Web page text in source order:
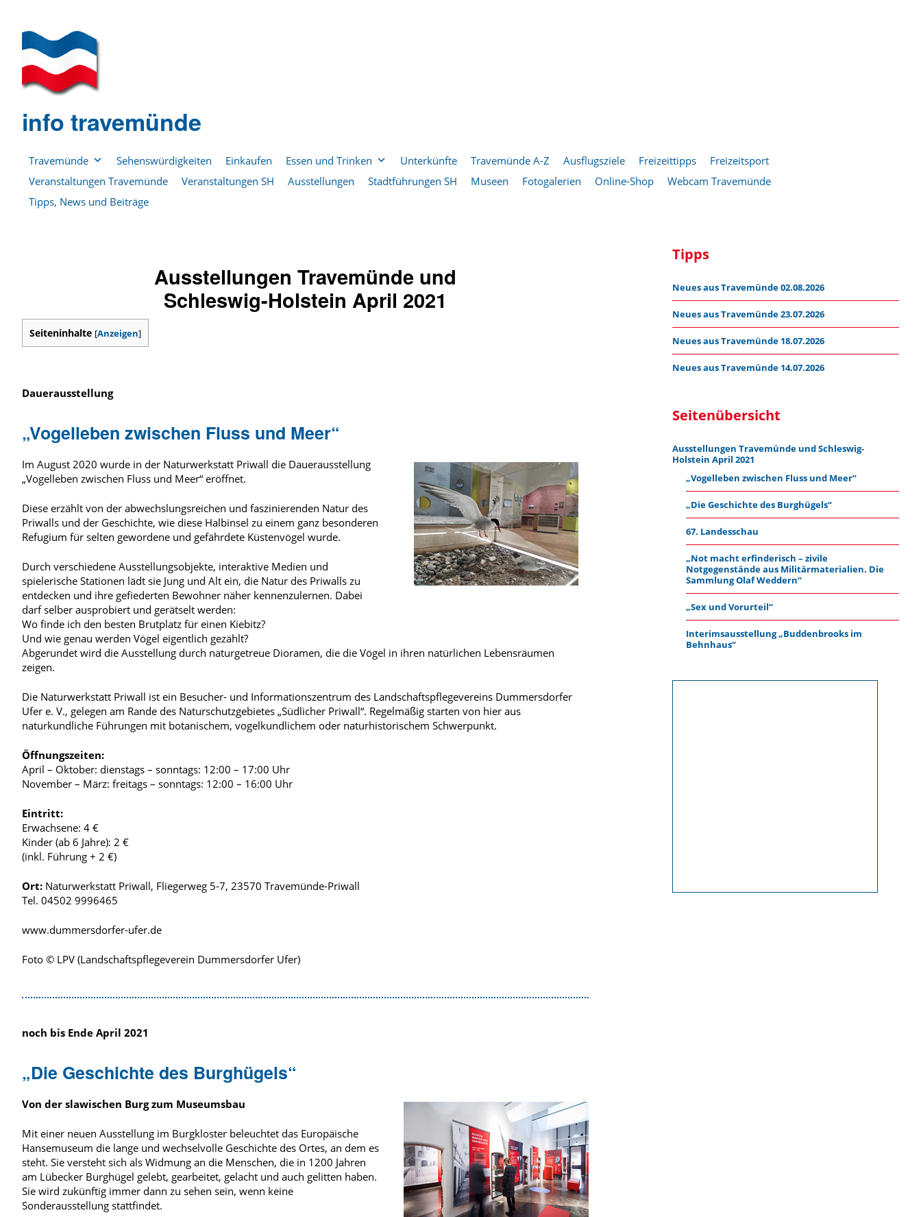
info travemünde
Travemünde Sehenswürdigkeiten Einkaufen Essen und Trinken Unterkünfte Travemünde A-Z Ausflugsziele Freizeittipps
Freizeitsport
Veranstaltungen Travemünde
Veranstaltungen SH Ausstellungen Stadtführungen SH Museen Fotogalerien Online-Shop
Webcam Travemünde
Tipps, News und Beiträge
Ausstellungen Travemünde und
Schleswig-Holstein April 2021
Seiteninhalte [Anzeigen]
Dauerausstellung
„Vogelleben zwischen Fluss und Meer“
Im August 2020 wurde in der Naturwerkstatt Priwall die Dauerausstellung
„Vogelleben zwischen Fluss und Meer“ eröffnet.
Diese erzählt von der abwechslungsreichen und faszinierenden Natur des
Priwalls und der Geschichte, wie diese Halbinsel zu einem ganz besonderen
Refugium für selten gewordene und gefährdete Küstenvögel wurde.
Durch verschiedene Ausstellungsobjekte, interaktive Medien und
spielerische Stationen lädt sie Jung und Alt ein, die Natur des Priwalls zu
entdecken und ihre gefiederten Bewohner näher kennenzulernen. Dabei
darf selber ausprobiert und gerätselt werden:
Wo finde ich den besten Brutplatz für einen Kiebitz?
Und wie genau werden Vögel eigentlich gezählt?
Abgerundet wird die Ausstellung durch naturgetreue Dioramen, die die Vögel in ihren natürlichen Lebensräumen
zeigen.
Die Naturwerkstatt Priwall ist ein Besucher- und Informationszentrum des Landschaftspflegevereins Dummersdorfer
Ufer e. V., gelegen am Rande des Naturschutzgebietes „Südlicher Priwall“. Regelmäßig starten von hier aus
naturkundliche Führungen mit botanischem, vogelkundlichem oder naturhistorischem Schwerpunkt.
Öffnungszeiten:
April – Oktober: dienstags – sonntags: 12:00 – 17:00 Uhr
November – März: freitags – sonntags: 12:00 – 16:00 Uhr
Eintritt:
Erwachsene: 4 €
Kinder (ab 6 Jahre): 2 €
(inkl. Führung + 2 €)
Ort: Naturwerkstatt Priwall, Fliegerweg 5-7, 23570 Travemünde-Priwall
Tel. 04502 9996465
www.dummersdorfer-ufer.de
Foto © LPV (Landschaftspflegeverein Dummersdorfer Ufer)
noch bis Ende April 2021
„Die Geschichte des Burghügels“
Von der slawischen Burg zum Museumsbau
Mit einer neuen Ausstellung im Burgkloster beleuchtet das Europäische
Hansemuseum die lange und wechselvolle Geschichte des Ortes, an dem es
steht. Sie versteht sich als Widmung an die Menschen, die in 1200 Jahren
am Lübecker Burghügel gelebt, gearbeitet, gelacht und auch gelitten haben.
Sie wird zukünftig immer dann zu sehen sein, wenn keine
Sonderausstellung stattfindet.
Tipps
Neues aus Travemünde 02.08.2026
Neues aus Travemünde 23.07.2026
Neues aus Travemünde 18.07.2026
Neues aus Travemünde 14.07.2026
Seitenübersicht
Ausstellungen Travemünde und Schleswig-
Holstein April 2021
„Vogelleben zwischen Fluss und Meer“
„Die Geschichte des Burghügels“
67. Landesschau
„Not macht erfinderisch – zivile
Notgegenstände aus Militärmaterialien. Die
Sammlung Olaf Weddern“
„Sex und Vorurteil“
Interimsausstellung „Buddenbrooks im
Behnhaus“